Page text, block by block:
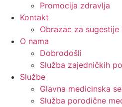
Promocija zdravlja
Kontakt
Obrazac za sugestije
O nama
Dobrodošli
Služba zajedničkih
Službe
Glavna medicinska
Služba porodične